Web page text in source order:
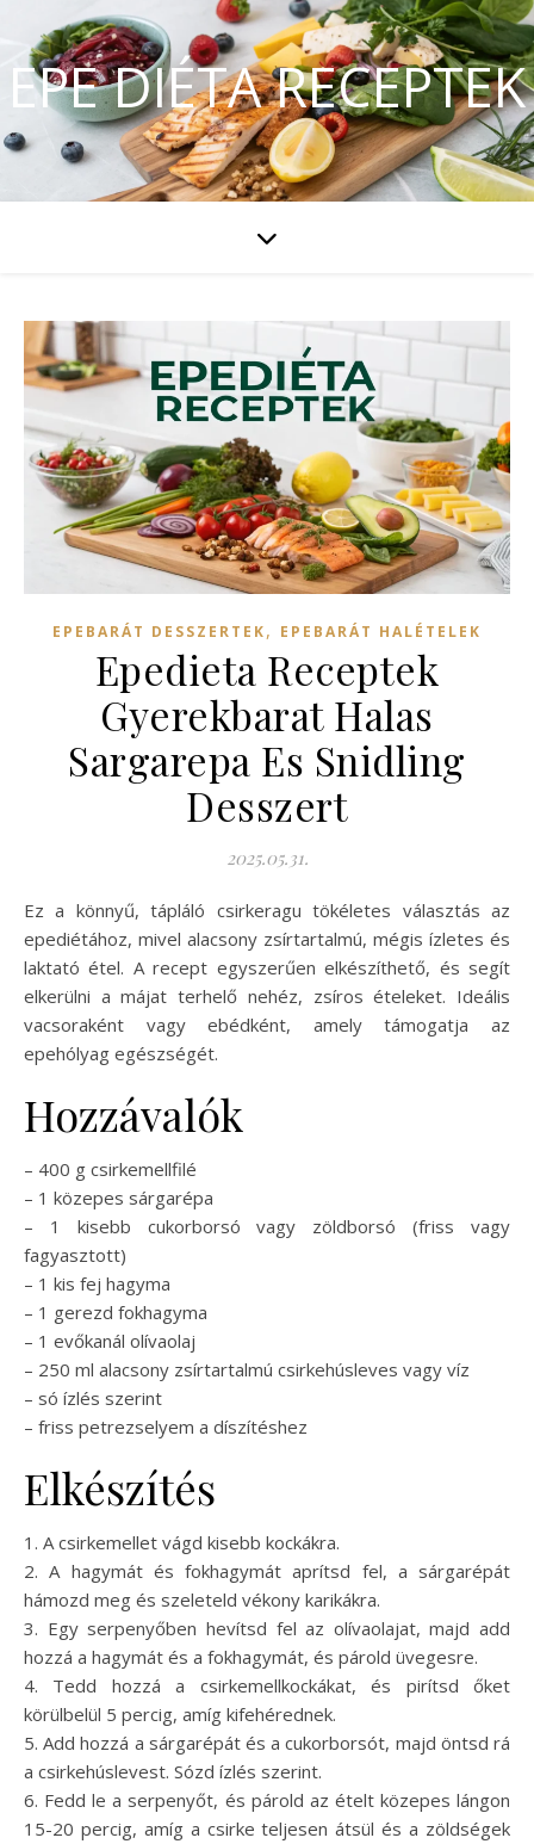
EPE DIÉTA RECEPTEK
EPEBARÁT DESSZERTEK, EPEBARÁT HALÉTELEK
Epedieta Receptek
Gyerekbarat Halas
Sargarepa Es Snidling
Desszert
2025.05.31.
Ez a könnyű, tápláló csirkeragu tökéletes választás az
epediétához, mivel alacsony zsírtartalmú, mégis ízletes és
laktató étel. A recept egyszerűen elkészíthető, és segít
elkerülni a májat terhelő nehéz, zsíros ételeket. Ideális
vacsoraként vagy ebédként, amely támogatja az
epehólyag egészségét.
Hozzávalók
– 400 g csirkemellfilé
– 1 közepes sárgarépa
– 1 kisebb cukorborsó vagy zöldborsó (friss vagy
fagyasztott)
– 1 kis fej hagyma
– 1 gerezd fokhagyma
– 1 evőkanál olívaolaj
– 250 ml alacsony zsírtartalmú csirkehúsleves vagy víz
– só ízlés szerint
– friss petrezselyem a díszítéshez
Elkészítés
1. A csirkemellet vágd kisebb kockákra.
2. A hagymát és fokhagymát aprítsd fel, a sárgarépát
hámozd meg és szeleteld vékony karikákra.
3. Egy serpenyőben hevítsd fel az olívaolajat, majd add
hozzá a hagymát és a fokhagymát, és párold üvegesre.
4. Tedd hozzá a csirkemellkockákat, és pirítsd őket
körülbelül 5 percig, amíg kifehérednek.
5. Add hozzá a sárgarépát és a cukorborsót, majd öntsd rá
a csirkehúslevest. Sózd ízlés szerint.
6. Fedd le a serpenyőt, és párold az ételt közepes lángon
15-20 percig, amíg a csirke teljesen átsül és a zöldségek